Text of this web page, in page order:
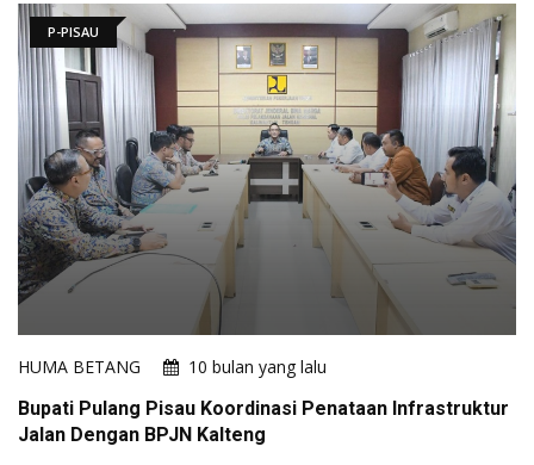
P-PISAU
HUMA BETANG
10 bulan yang lalu
Bupati Pulang Pisau Koordinasi Penataan Infrastruktur
Jalan Dengan BPJN Kalteng